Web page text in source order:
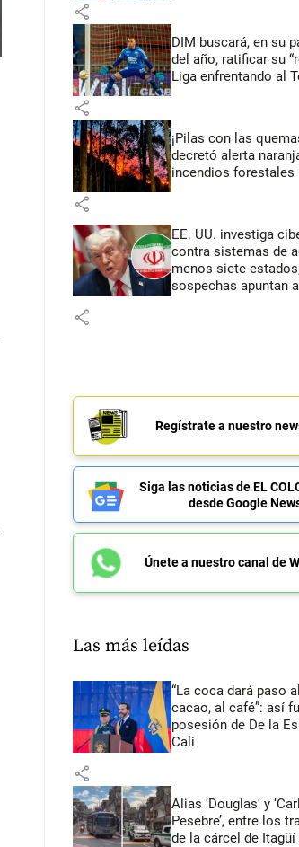
share
DIM buscará, en su
del año, ratificar su
Liga enfrentando al
share
¡Pilas con las
decretó alerta
incendios forestales
share
EE. UU. investiga
contra sistemas de
menos siete
sospechas apuntan
share
Regístrate a nuestro
Siga las noticias de EL
desde Google
Únete a nuestro canal de
Las más leídas
“La coca dará paso
cacao, al café”: así
posesión de De la
Cali
share
Alias ‘Douglas’ y
Pesebre’, entre los
de la cárcel de Itagüí